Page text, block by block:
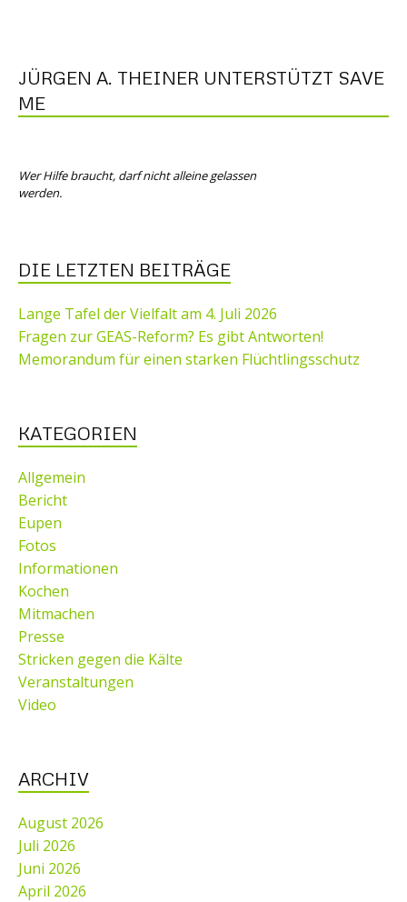
JÜRGEN A. THEINER UNTERSTÜTZT SAVE
ME
Wer Hilfe braucht, darf nicht alleine gelassen
werden.
DIE LETZTEN BEITRÄGE
Lange Tafel der Vielfalt am 4. Juli 2026
Fragen zur GEAS-Reform? Es gibt Antworten!
Memorandum für einen starken Flüchtlingsschutz
KATEGORIEN
Allgemein
Bericht
Eupen
Fotos
Informationen
Kochen
Mitmachen
Presse
Stricken gegen die Kälte
Veranstaltungen
Video
ARCHIV
August 2026
Juli 2026
Juni 2026
April 2026